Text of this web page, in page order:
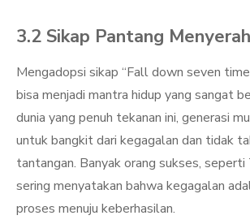
3.2 Sikap Pantang Menyerah
Mengadopsi sikap “Fall down seven
bisa menjadi mantra hidup yang sangat
dunia yang penuh tekanan ini, generasi
untuk bangkit dari kegagalan dan tidak
tantangan. Banyak orang sukses, seperti
sering menyatakan bahwa kegagalan
proses menuju keberhasilan.